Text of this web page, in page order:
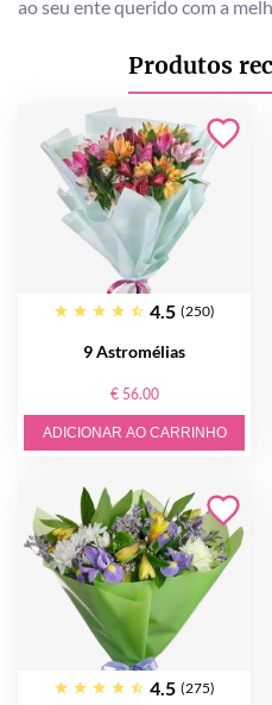
ao seu ente querido com a
Produtos
4.5 (250)
9 Astromélias
€ 56.00
ADICIONAR AO CARRINHO
4.5 (275)